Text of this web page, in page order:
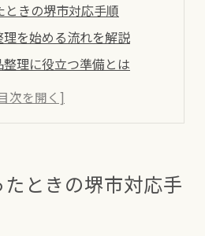
きの堺市対応手順
を始める流れを解説
理に役立つ準備とは
頼する際の注意点まとめ
安心できる準備とは
堺市の遺品整理準備表
ときの堺市対応手